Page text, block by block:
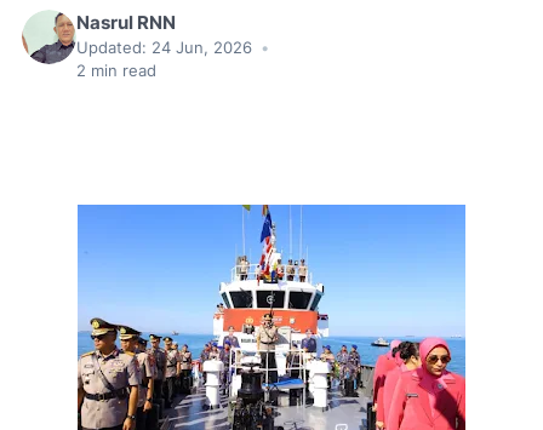
Nasrul RNN
Updated: 24 Jun, 2026 •
2 min read